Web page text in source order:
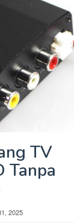
TV
Tanpa
2025